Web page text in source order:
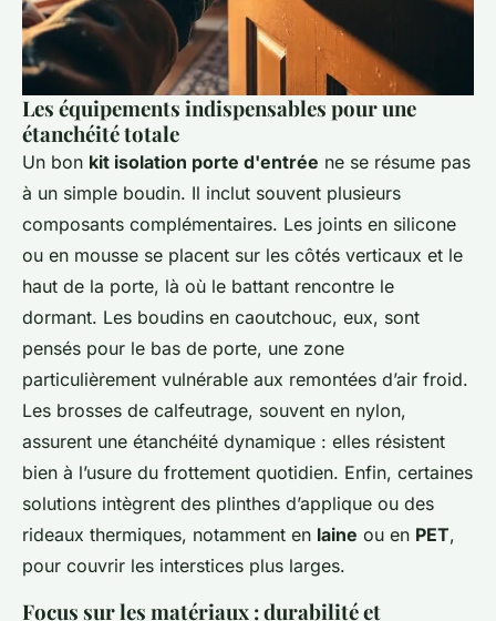
Les équipements indispensables pour une
étanchéité totale
Un bon kit isolation porte d'entrée ne se résume pas
à un simple boudin. Il inclut souvent plusieurs
composants complémentaires. Les joints en silicone
ou en mousse se placent sur les côtés verticaux et le
haut de la porte, là où le battant rencontre le
dormant. Les boudins en caoutchouc, eux, sont
pensés pour le bas de porte, une zone
particulièrement vulnérable aux remontées d’air froid.
Les brosses de calfeutrage, souvent en nylon,
assurent une étanchéité dynamique : elles résistent
bien à l’usure du frottement quotidien. Enfin, certaines
solutions intègrent des plinthes d’applique ou des
rideaux thermiques, notamment en laine ou en PET,
pour couvrir les interstices plus larges.
Focus sur les matériaux : durabilité et